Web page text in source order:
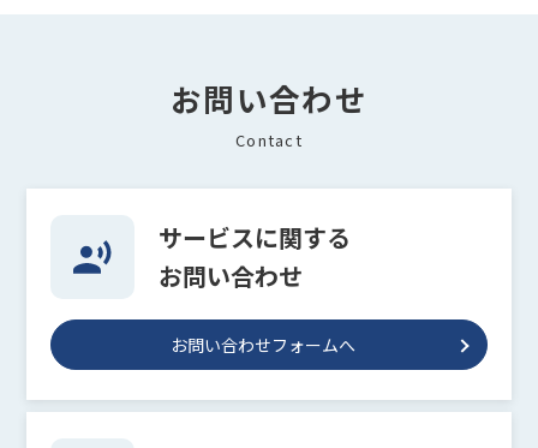
お問い合わせ
Contact
サービスに関する
お問い合わせ
お問い合わせフォームへ